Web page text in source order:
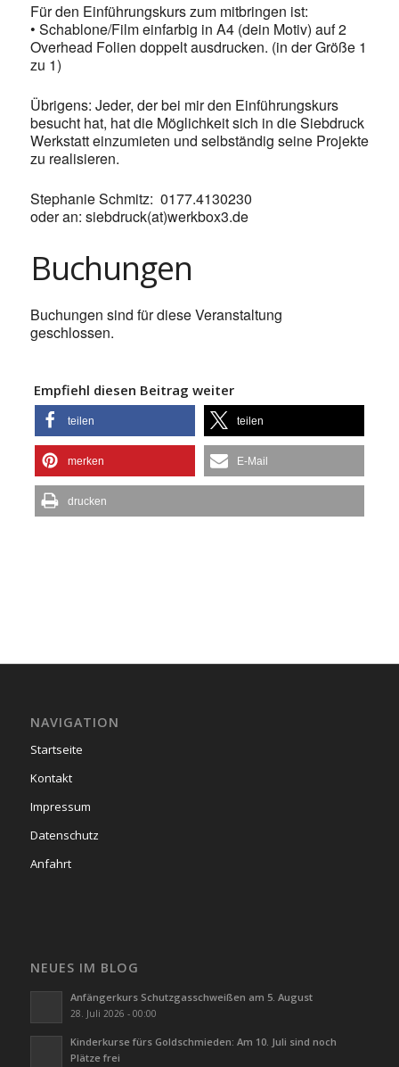
Für den Einführungskurs zum mitbringen ist:
• Schablone/Film einfarbig in A4 (dein Motiv) auf 2
Overhead Folien doppelt ausdrucken. (in der Größe 1
zu 1)
Übrigens: Jeder, der bei mir den Einführungskurs
besucht hat, hat die Möglichkeit sich in die Siebdruck
Werkstatt einzumieten und selbständig seine Projekte
zu realisieren.
Stephanie Schmitz: 0177.4130230
oder an: siebdruck(at)werkbox3.de
Buchungen
Buchungen sind für diese Veranstaltung
geschlossen.
Empfiehl diesen Beitrag weiter
teilen teilen
merken E-Mail
drucken
NAVIGATION
Startseite
Kontakt
Impressum
Datenschutz
Anfahrt
NEUES IM BLOG
Anfängerkurs Schutzgasschweißen am 5. August
28. Juli 2026 - 00:00
Kinderkurse fürs Goldschmieden: Am 10. Juli sind noch
Plätze frei